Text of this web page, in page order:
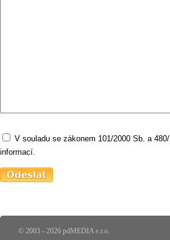
V souladu se zákonem 101/2000 Sb. a
informací.
© 2003 - 2026 pdMEDIA s.r.o.